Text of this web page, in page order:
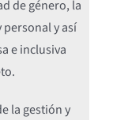
de género, la
y así
e inclusiva
la gestión y